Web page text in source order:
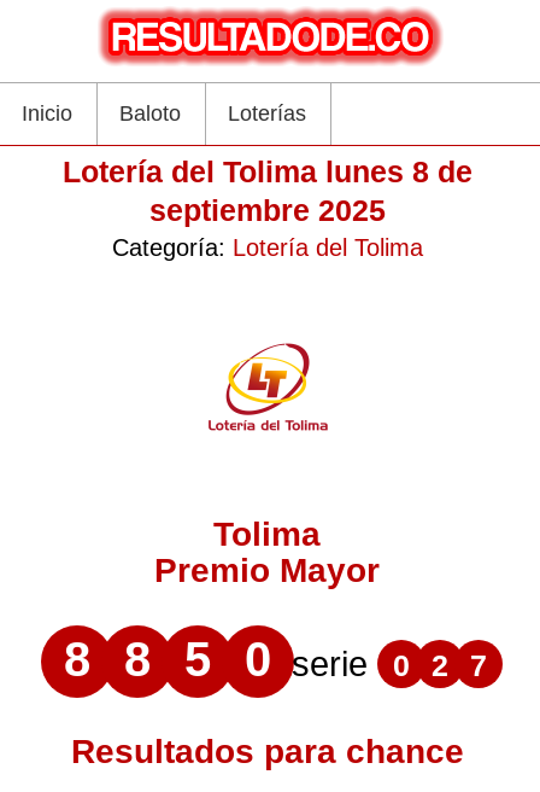
Inicio Baloto Loterías
Lotería del Tolima lunes 8 de
septiembre 2025
Categoría: Lotería del Tolima
Tolima
Premio Mayor
8 8 5 0 serie 0 2 7
Resultados para chance